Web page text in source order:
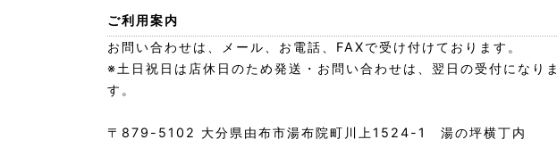
ご利用案内
お問い合わせは、メール、お電話、FAXで受け付けております。
※土日祝日は店休日のため発送・お問い合わせは、翌日の受付になりま
す。
〒879-5102 大分県由布市湯布院町川上1524-1 湯の坪横丁内